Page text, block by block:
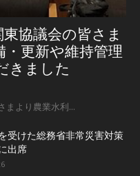
協議会の皆さま
・更新や維持管理
きました
まより農業水利...
受けた総務省非常災害対策
出席